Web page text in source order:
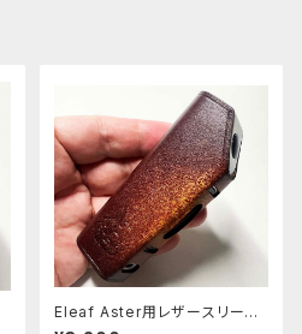
Eleaf Aster用レザースリーブ
[403-as]